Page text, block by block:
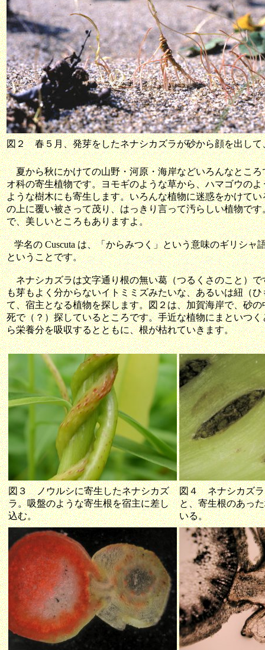
図２ 春５月、発芽をしたネナシカズラが砂から顔を出して
夏から秋にかけての山野・河原・海岸などいろんなところ
オ科の寄生植物です。ヨモギのような草から、ハマゴウの
ような樹木にも寄生します。いろんな植物に迷惑をかけて
の上に覆い被さって茂り、はっきり言って汚らしい植物で
で、美しいところもありますよ。
学名の Cuscuta は、「からみつく」という意味のギリシャ
ということです。
ネナシカズラは文字通り根の無い葛（つるくさのこと）で
も芽もよく分からないイトミミズみたいな、あるいは紐（
て、宿主となる植物を探します。図２は、加賀海岸で、砂
死で（？）探しているところです。手近な植物にまといつ
ら栄養分を吸収するとともに、根が枯れていきます。
図３ ノウルシに寄生したネナシカズ
ラ。吸盤のような寄生根を宿主に差し
込む。
図４ ネナシカズラ
と、寄生根のあっ
いる。